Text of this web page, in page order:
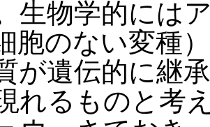
生物学的には
胞のない変種
が遺伝的に継
れるものと考